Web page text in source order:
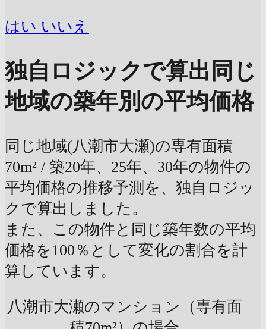
はい いいえ
独自ロジックで算出 同じ
地域の築年別の平均価格
同じ地域(八潮市大瀬)の専有面積
70m² / 築20年、25年、30年の物件の
平均価格の推移予測を、独自ロジッ
クで算出しました。
また、この物件と同じ築年数の平均
価格を100％として変化の割合を計
算しています。
八潮市大瀬のマンション（専有面